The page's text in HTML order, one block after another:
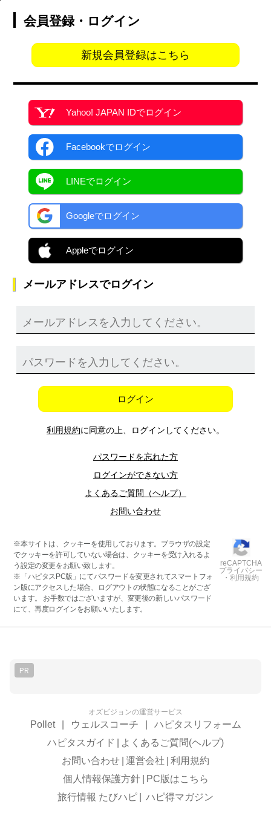
会員登録・ログイン
新規会員登録はこちら
Yahoo! JAPAN IDでログイン
Facebookでログイン
LINEでログイン
Googleでログイン
Appleでログイン
メールアドレスでログイン
ログイン
利用規約に同意の上、ログインしてください。
パスワードを忘れた方
ログインができない方
よくあるご質問（ヘルプ）
お問い合わせ
※本サイトは、クッキーを使用しております。ブラウザの設定
でクッキーを許可していない場合は、クッキーを受け入れるよ
う設定の変更をお願い致します。
※「ハピタスPC版」にてパスワードを変更されてスマートフォ
ン版にアクセスした場合、ログアウトの状態になることがござ
います。 お手数ではございますが、変更後の新しいパスワード
にて、再度ログインをお願いいたします。
reCAPTCHA
プライバシー
・利用規約
PR
オズビジョンの運営サービス
Pollet ウェルスコーチ
ハピタスリフォーム
ハピタスガイド
よくあるご質問(ヘルプ)
お問い合わせ 運営会社
利用規約
個人情報保護方針
PC版はこちら
旅行情報 たびハピ
ハピ得マガジン